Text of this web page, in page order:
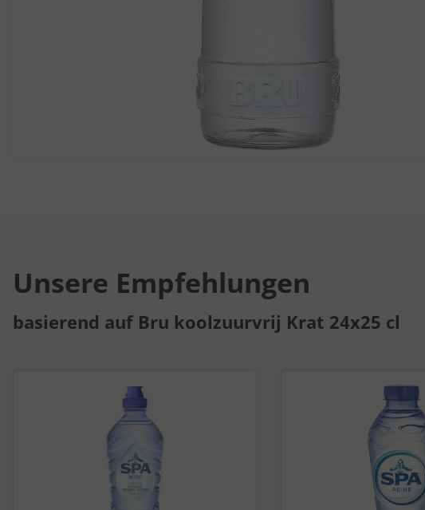
Unsere Empfehlungen
basierend auf Bru koolzuurvrij Krat 24x25 cl